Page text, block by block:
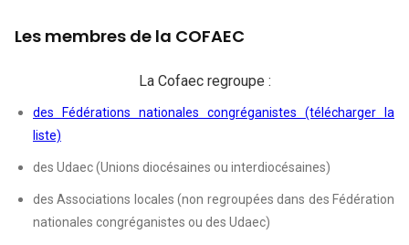
Les membres de la COFAEC
La Cofaec regroupe :
des Fédérations nationales congréganistes (télécharger la
liste)
des Udaec (Unions diocésaines ou interdiocésaines)
des Associations locales (non regroupées dans des Fédération
nationales congréganistes ou des Udaec)